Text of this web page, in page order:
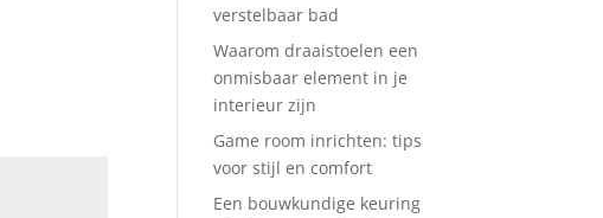
verstelbaar bad
Waarom draaistoelen een
onmisbaar element in je
interieur zijn
Game room inrichten: tips
voor stijl en comfort
Een bouwkundige keuring